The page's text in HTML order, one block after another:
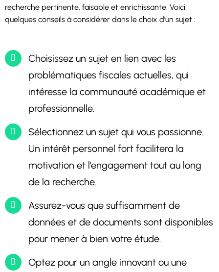
recherche pertinente, faisable et enrichissante. Voici
quelques conseils à considérer dans le choix d’un sujet :
Choisissez un sujet en lien avec les
problématiques fiscales actuelles, qui
intéresse la communauté académique et
professionnelle.
Sélectionnez un sujet qui vous passionne.
Un intérêt personnel fort facilitera la
motivation et l’engagement tout au long
de la recherche.
Assurez-vous que suffisamment de
données et de documents sont disponibles
pour mener à bien votre étude.
Optez pour un angle innovant ou une